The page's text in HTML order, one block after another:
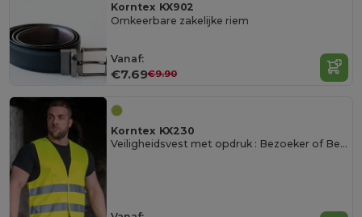
Korntex KX902
Omkeerbare zakelijke riem
Vanaf:
€7.69€9.90
Korntex KX230
Veiligheidsvest met opdruk : Bezoeker of Beveiliging